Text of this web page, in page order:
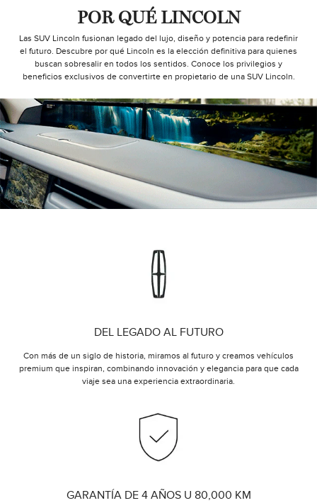
POR QUÉ LINCOLN
Las SUV Lincoln fusionan legado del lujo, diseño y potencia para redefinir
el futuro. Descubre por qué Lincoln es la elección definitiva para quienes
buscan sobresalir en todos los sentidos. Conoce los privilegios y
beneficios exclusivos de convertirte en propietario de una SUV Lincoln.
DEL LEGADO AL FUTURO
Con más de un siglo de historia, miramos al futuro y creamos vehículos
premium que inspiran, combinando innovación y elegancia para que cada
viaje sea una experiencia extraordinaria.
GARANTÍA DE 4 AÑOS U 80,000 KM